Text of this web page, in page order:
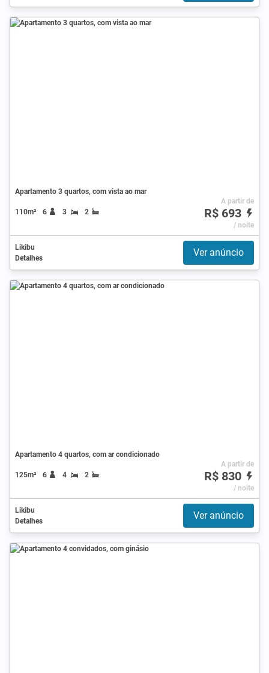
Apartamento 3 quartos, com vista ao mar
110m² 6 3 2
A partir de
R$ 693
/ noite
Likibu
Detalhes
Ver anúncio
Apartamento 4 quartos, com ar condicionado
125m² 6 4 2
A partir de
R$ 830
/ noite
Likibu
Detalhes
Ver anúncio